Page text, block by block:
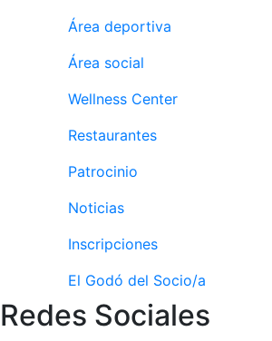
Conferencias
Inspirational
Talks
Calendario de
Actividades
Sociales
Juegos de
Peñas del Club
Wellness Center
Servicio de
Área deportiva
Área social
Wellness Center
Restaurantes
Patrocinio
Noticias
Inscripciones
El Godó del Socio/a
Redes Sociales